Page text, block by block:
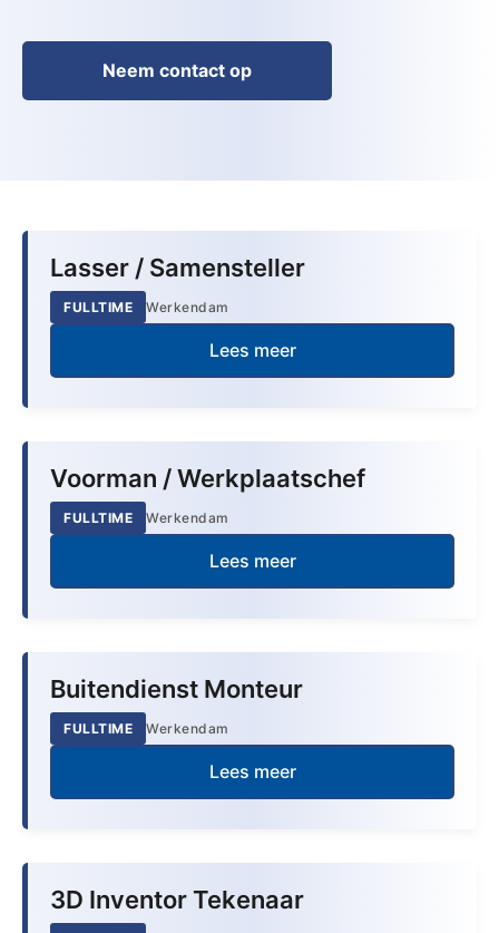
Neem contact op
Lasser / Samensteller
FULLTIME Werkendam
Lees meer
Voorman / Werkplaatschef
FULLTIME Werkendam
Lees meer
Buitendienst Monteur
FULLTIME Werkendam
Lees meer
3D Inventor Tekenaar